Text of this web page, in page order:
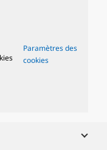
Paramètres des
cookies